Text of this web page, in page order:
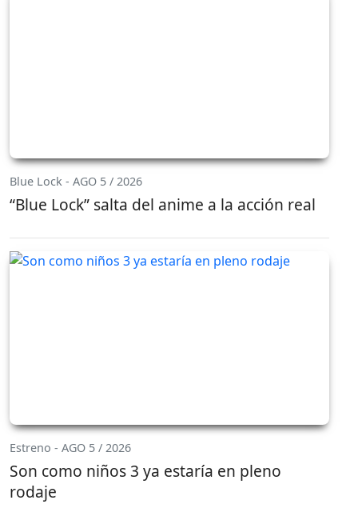
Blue Lock - AGO 5 / 2026
“Blue Lock” salta del anime a la acción real
Estreno - AGO 5 / 2026
Son como niños 3 ya estaría en pleno
rodaje